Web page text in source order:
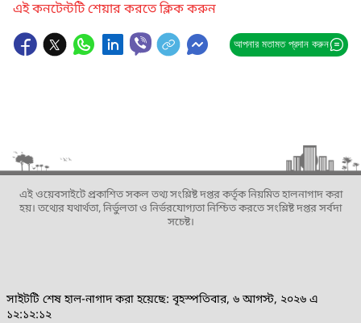
এই কনটেন্টটি শেয়ার করতে ক্লিক করুন
আপনার মতামত প্রদান করুন
এই ওয়েবসাইটে প্রকাশিত সকল তথ্য সংশ্লিষ্ট দপ্তর কর্তৃক নিয়মিত হালনাগাদ করা
হয়। তথ্যের যথার্থতা, নির্ভুলতা ও নির্ভরযোগ্যতা নিশ্চিত করতে সংশ্লিষ্ট দপ্তর সর্বদা
সচেষ্ট।
সাইটটি শেষ হাল-নাগাদ করা হয়েছে: বৃহস্পতিবার, ৬ আগস্ট, ২০২৬ এ
১২:১২:১২